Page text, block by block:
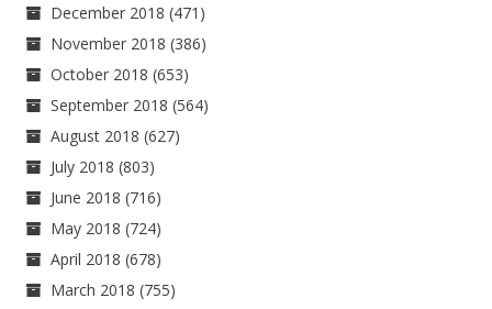
December 2018 (471)
November 2018 (386)
October 2018 (653)
September 2018 (564)
August 2018 (627)
July 2018 (803)
June 2018 (716)
May 2018 (724)
April 2018 (678)
March 2018 (755)